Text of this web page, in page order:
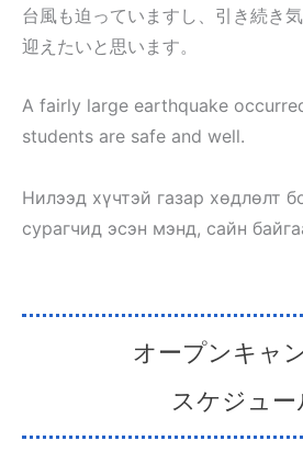
台風も迫っていますし、引き続き
迎えたいと思います。
A fairly large earthquake
students are safe and well.
Нилээд хүчтэй газар хөдлөлт
сурагчид эсэн мэнд, сайн
オープンキャ
スケジュー